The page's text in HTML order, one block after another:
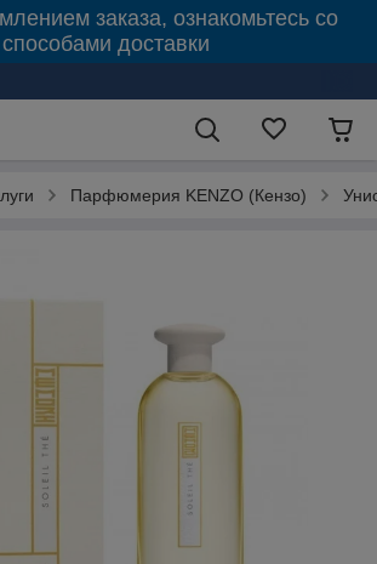
заказа, ознакомьтесь со
способами доставки
Парфюмерия KENZO (Кензо)